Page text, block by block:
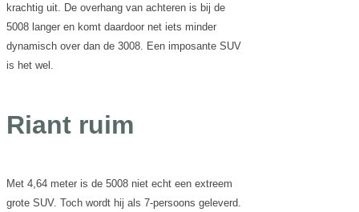
krachtig uit. De overhang van achteren is bij de
5008 langer en komt daardoor net iets minder
dynamisch over dan de 3008. Een imposante SUV
is het wel.
Riant ruim
Met 4,64 meter is de 5008 niet echt een extreem
grote SUV. Toch wordt hij als 7-persoons geleverd.